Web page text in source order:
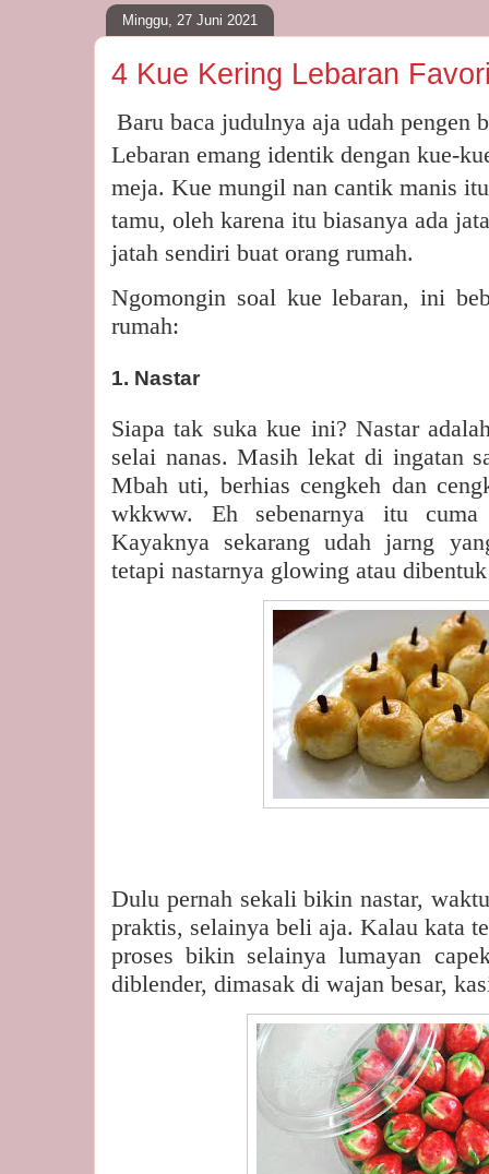
Minggu, 27 Juni 2021
4 Kue Kering Lebaran
Baru baca judulnya aja udah pengen
Lebaran emang identik dengan kue-
meja. Kue mungil nan cantik manis
tamu, oleh karena itu biasanya ada
jatah sendiri buat orang rumah.
Ngomongin soal kue lebaran, ini
rumah:
1. Nastar
Siapa tak suka kue ini? Nastar
selai nanas. Masih lekat di ingatan
Mbah uti, berhias cengkeh dan
wkkww. Eh sebenarnya itu
Kayaknya sekarang udah jarng
tetapi nastarnya glowing atau
Dulu pernah sekali bikin nastar,
praktis, selainya beli aja. Kalau kata
proses bikin selainya lumayan
diblender, dimasak di wajan besar,